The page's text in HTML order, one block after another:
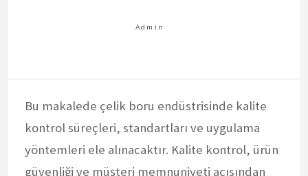
Bu makalede çelik boru endüstrisinde kalite
kontrol süreçleri, standartları ve uygulama
yöntemleri ele alınacaktır. Kalite kontrol, ürün
güvenliği ve müşteri memnuniyeti açısından